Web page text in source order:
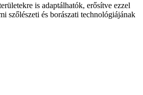
is adaptálhatók, erősítve ezzel
szőlészeti és borászati technológiájának